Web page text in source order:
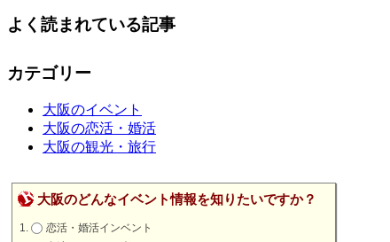
よく読まれている記事
カテゴリー
大阪のイベント
大阪の恋活・婚活
大阪の観光・旅行
大阪のどんなイベント情報を知りたいですか？
恋活・婚活インベント